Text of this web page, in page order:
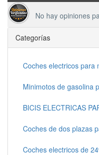
No hay opiniones
Categorías
Coches electricos para
Minimotos de gasolina
BICIS ELECTRICAS
Coches de dos plazas
Coches electricos de